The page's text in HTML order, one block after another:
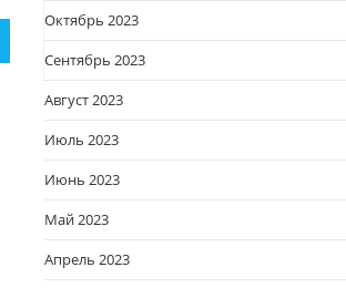
Октябрь 2023
Сентябрь 2023
Август 2023
Июль 2023
Июнь 2023
Май 2023
Апрель 2023